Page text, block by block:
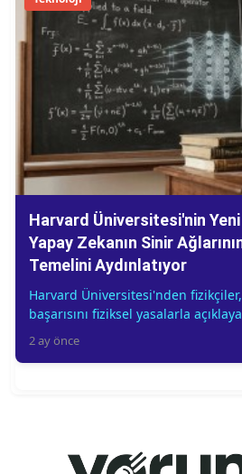
Harvard Üniversitesi'nin Yeni
Yapay Zekanın Sinir
Temelini Aydınlatıyor
Harvard Üniversitesi'nden
başarısını fiziksel yasalarla
2 ay önce